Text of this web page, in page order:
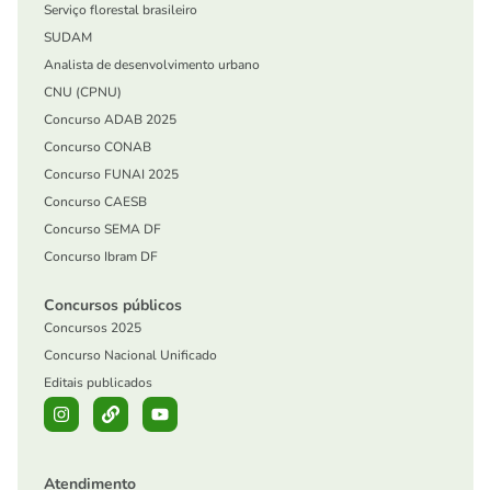
Serviço florestal brasileiro
SUDAM
Analista de desenvolvimento urbano
CNU (CPNU)
Concurso ADAB 2025
Concurso CONAB
Concurso FUNAI 2025
Concurso CAESB
Concurso SEMA DF
Concurso Ibram DF
Concursos públicos
Concursos 2025
Concurso Nacional Unificado
Editais publicados
Atendimento